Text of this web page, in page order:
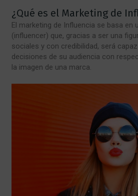
¿Qué es el Marketing de
El marketing de Influencia se basa en
(influencer) que, gracias a ser una
sociales y con credibilidad, será
decisiones de su audiencia con
la imagen de una marca.